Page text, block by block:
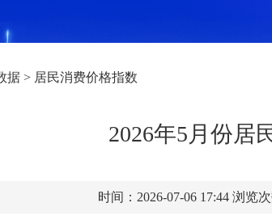
据 > 居民消费价格指数
2026年5月份居
时间：2026-07-06 17:44 浏览次